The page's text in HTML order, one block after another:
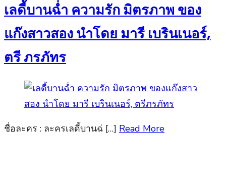
เลดี้บานฉ่ำ ความรัก มิตรภาพ ของ
แก๊งสาวสอง นำโดย มารี เบรินเนอร์,
ตรี ภรภัทร
ชื่อละคร : ละครเลดี้บานฉ่ […] Read More